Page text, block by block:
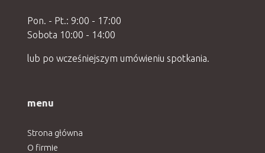
Pon. - Pt.: 9:00 - 17:00
Sobota 10:00 - 14:00
lub po wcześniejszym umówieniu spotkania.
menu
Strona główna
O firmie